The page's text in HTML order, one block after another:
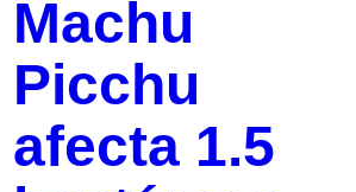
Machu
Picchu
afecta 1.5